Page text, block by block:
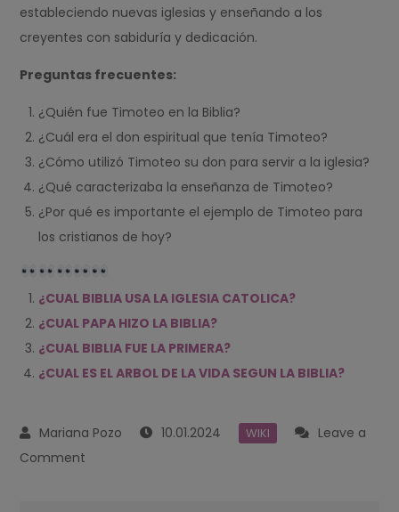
estableciendo nuevas iglesias y enseñando a los
creyentes con sabiduría y dedicación.
Preguntas frecuentes:
¿Quién fue Timoteo en la Biblia?
¿Cuál era el don espiritual que tenía Timoteo?
¿Cómo utilizó Timoteo su don para servir a la iglesia?
¿Qué caracterizaba la enseñanza de Timoteo?
¿Por qué es importante el ejemplo de Timoteo para
los cristianos de hoy?
¿CUAL BIBLIA USA LA IGLESIA CATOLICA?
¿CUAL PAPA HIZO LA BIBLIA?
¿CUAL BIBLIA FUE LA PRIMERA?
¿CUAL ES EL ARBOL DE LA VIDA SEGUN LA BIBLIA?
10.01.2024 WIKI
Leave a
Comment